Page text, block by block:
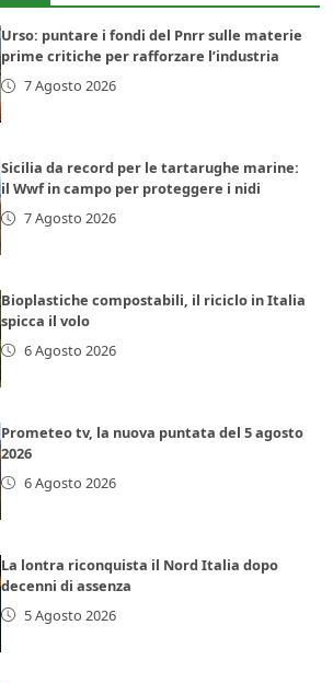
Urso: puntare i fondi del Pnrr sulle materie
prime critiche per rafforzare l’industria
7 Agosto 2026
Sicilia da record per le tartarughe marine:
il Wwf in campo per proteggere i nidi
7 Agosto 2026
Bioplastiche compostabili, il riciclo in Italia
spicca il volo
6 Agosto 2026
Prometeo tv, la nuova puntata del 5 agosto
2026
6 Agosto 2026
La lontra riconquista il Nord Italia dopo
decenni di assenza
5 Agosto 2026